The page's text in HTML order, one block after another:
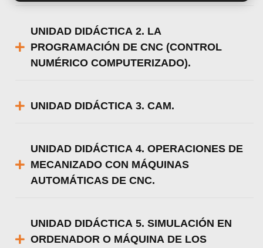
UNIDAD DIDÁCTICA 2. LA
PROGRAMACIÓN DE CNC (CONTROL
NUMÉRICO COMPUTERIZADO).
UNIDAD DIDÁCTICA 3. CAM.
UNIDAD DIDÁCTICA 4. OPERACIONES DE
MECANIZADO CON MÁQUINAS
AUTOMÁTICAS DE CNC.
UNIDAD DIDÁCTICA 5. SIMULACIÓN EN
ORDENADOR O MÁQUINA DE LOS